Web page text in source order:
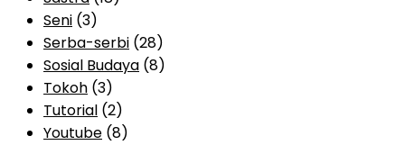
Seni (3)
Serba-serbi (28)
Sosial Budaya (8)
Tokoh (3)
Tutorial (2)
Youtube (8)